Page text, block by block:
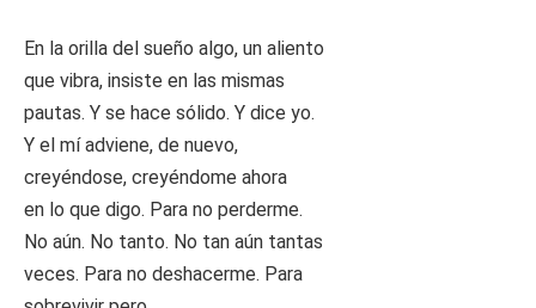
En la orilla del sueño algo, un aliento
que vibra, insiste en las mismas
pautas. Y se hace sólido. Y dice yo.
Y el mí adviene, de nuevo,
creyéndose, creyéndome ahora
en lo que digo. Para no perderme.
No aún. No tanto. No tan aún tantas
veces. Para no deshacerme. Para